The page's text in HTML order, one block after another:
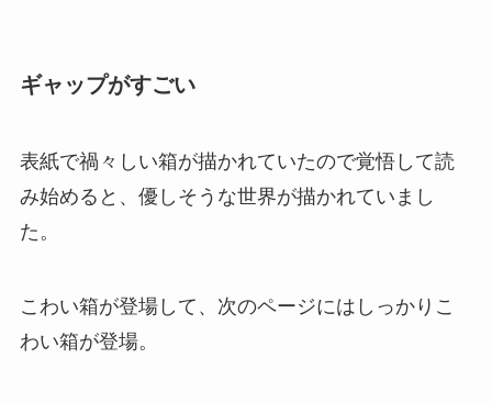
ギャップがすごい
表紙で禍々しい箱が描かれていたので覚悟して読
み始めると、優しそうな世界が描かれていまし
た。
こわい箱が登場して、次のページにはしっかりこ
わい箱が登場。